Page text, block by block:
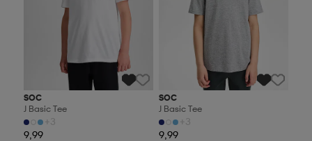
SOC
J Basic Tee
+3
9,99
SOC
J Basic Tee
+3
9,99